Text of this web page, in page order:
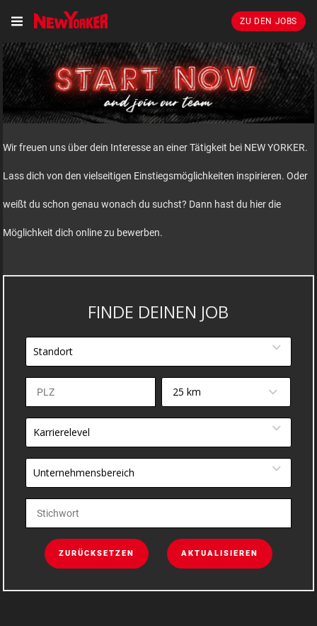
ZU DEN JOBS
Wir freuen uns über dein Interesse an einer Tätigkeit bei NEW YORKER.
Lass dich von den vielseitigen Einstiegsmöglichkeiten inspirieren. Oder
weißt du schon genau wonach du suchst? Dann hast du hier die
Möglichkeit dich online zu bewerben.
FINDE DEINEN JOB
Standort
25 km
Karrierelevel
Unternehmensbereich
ZURÜCKSETZEN AKTUALISIEREN